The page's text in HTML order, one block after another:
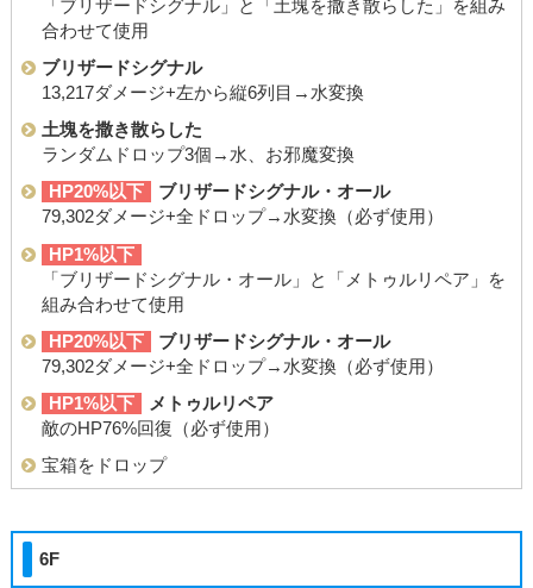
「ブリザードシグナル」と「土塊を撒き散らした」を組み
合わせて使用
ブリザードシグナル
13,217ダメージ+左から縦6列目→水変換
土塊を撒き散らした
ランダムドロップ3個→水、お邪魔変換
HP20%以下
ブリザードシグナル・オール
79,302ダメージ+全ドロップ→水変換（必ず使用）
HP1%以下
「ブリザードシグナル・オール」と「メトゥルリペア」を
組み合わせて使用
HP20%以下
ブリザードシグナル・オール
79,302ダメージ+全ドロップ→水変換（必ず使用）
HP1%以下
メトゥルリペア
敵のHP76%回復（必ず使用）
宝箱をドロップ
6F